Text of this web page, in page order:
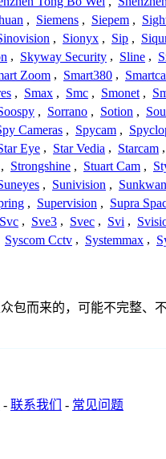
, Siemens , Siepem ,
, Sionyx , Sip ,
, Skyway Security , Sline ,
Zoom , Smart380 ,
, Smax , Smc , Smonet ,
, Sorrano , Sotion ,
Cameras , Spycam ,
Eye , Star Vedia , Starcam ,
, Strongshine , Stuart Cam ,
, Sunivision ,
, Supervision , Supra
Svc , Sve3 , Svec , Svi ,
Syscom Cctv , Systemmax ,
包而来的，可能不完整
- 联系我们 - 常见问题